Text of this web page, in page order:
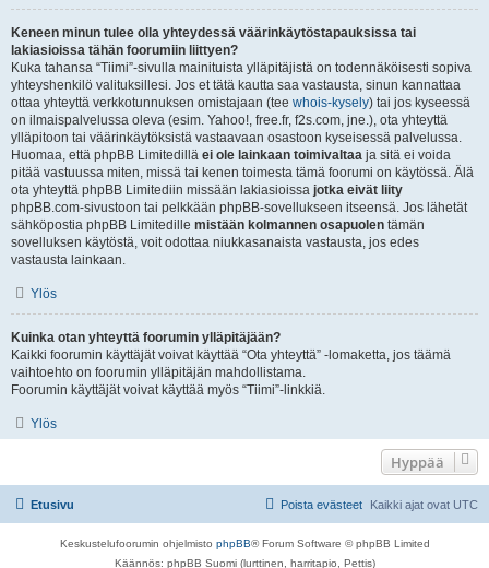
Keneen minun tulee olla yhteydessä väärinkäytöstapauksissa tai
lakiasioissa tähän foorumiin liittyen?
Kuka tahansa “Tiimi”-sivulla mainituista ylläpitäjistä on todennäköisesti sopiva
yhteyshenkilö valituksillesi. Jos et tätä kautta saa vastausta, sinun kannattaa
ottaa yhteyttä verkkotunnuksen omistajaan (tee whois-kysely) tai jos kyseessä
on ilmaispalvelussa oleva (esim. Yahoo!, free.fr, f2s.com, jne.), ota yhteyttä
ylläpitoon tai väärinkäytöksistä vastaavaan osastoon kyseisessä palvelussa.
Huomaa, että phpBB Limitedillä ei ole lainkaan toimivaltaa ja sitä ei voida
pitää vastuussa miten, missä tai kenen toimesta tämä foorumi on käytössä. Älä
ota yhteyttä phpBB Limitediin missään lakiasioissa jotka eivät liity
phpBB.com-sivustoon tai pelkkään phpBB-sovellukseen itseensä. Jos lähetät
sähköpostia phpBB Limitedille mistään kolmannen osapuolen tämän
sovelluksen käytöstä, voit odottaa niukkasanaista vastausta, jos edes
vastausta lainkaan.
Ylös
Kuinka otan yhteyttä foorumin ylläpitäjään?
Kaikki foorumin käyttäjät voivat käyttää “Ota yhteyttä” -lomaketta, jos täämä
vaihtoehto on foorumin ylläpitäjän mahdollistama.
Foorumin käyttäjät voivat käyttää myös “Tiimi”-linkkiä.
Ylös
Hyppää
Etusivu Kaikki ajat ovat UTC
Poista evästeet
Keskustelufoorumin ohjelmisto phpBB® Forum Software © phpBB Limited
Käännös: phpBB Suomi (lurttinen, harritapio, Pettis)